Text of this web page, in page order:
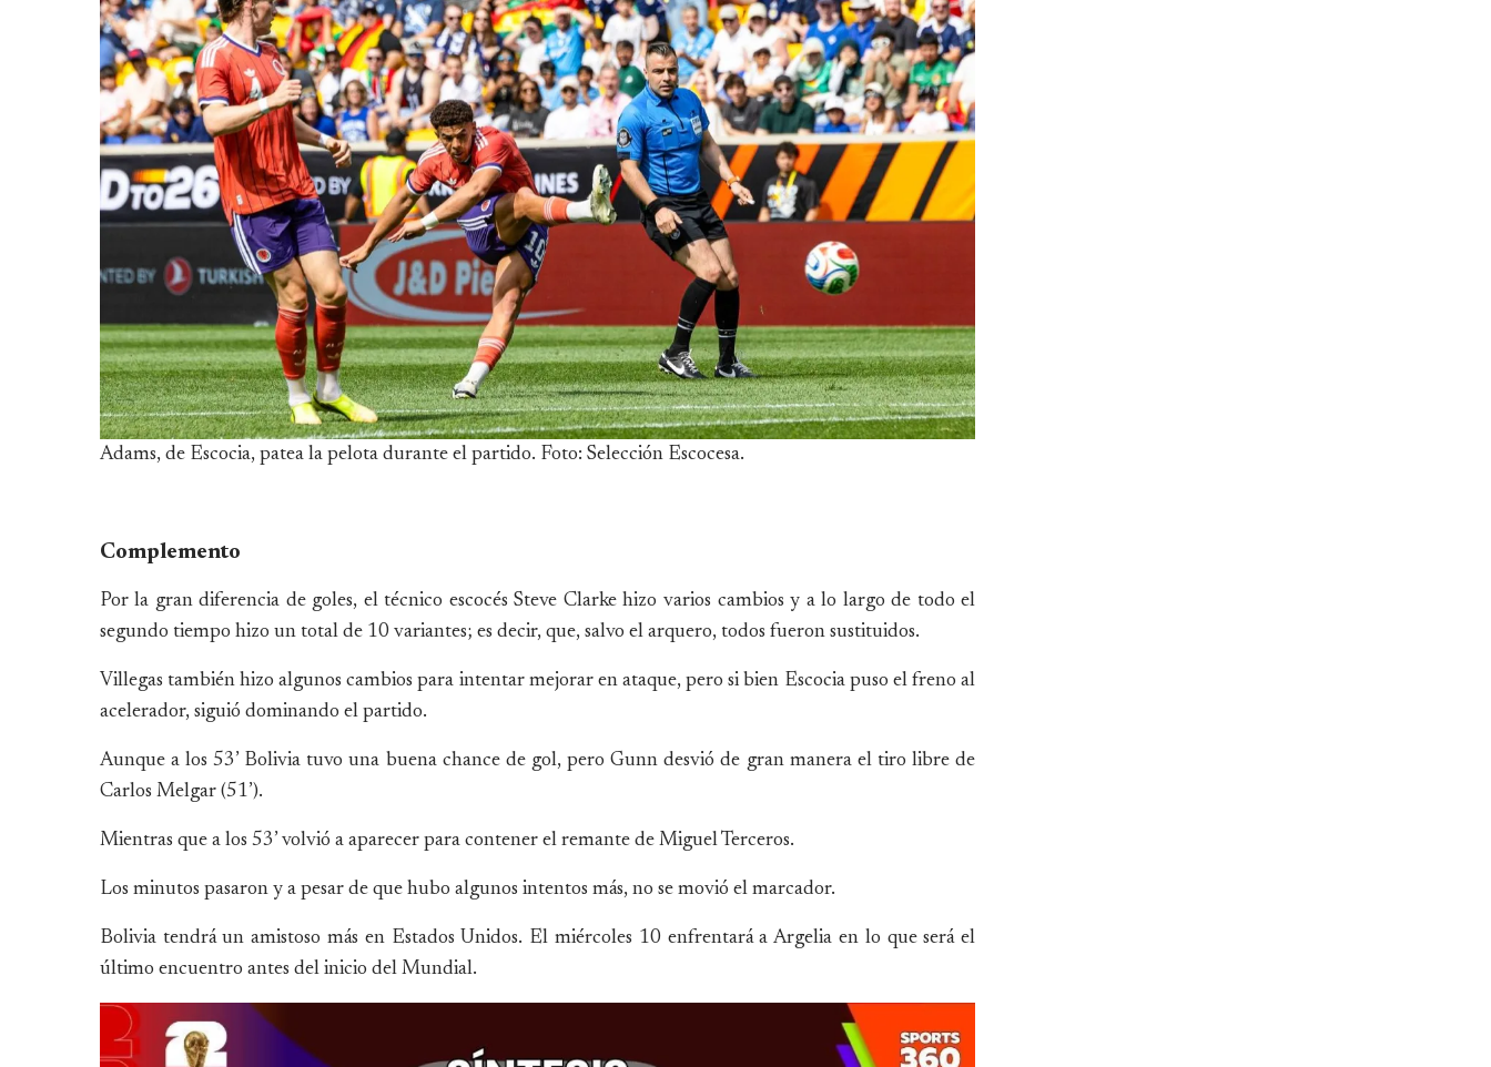
Adams, de Escocia, patea la pelota durante el partido. Foto: Selección Escocesa.
Complemento
Por la gran diferencia de goles, el técnico escocés Steve Clarke hizo varios cambios y a lo largo de todo el
segundo tiempo hizo un total de 10 variantes; es decir, que, salvo el arquero, todos fueron sustituidos.
Villegas también hizo algunos cambios para intentar mejorar en ataque, pero si bien Escocia puso el freno al
acelerador, siguió dominando el partido.
Aunque a los 53’ Bolivia tuvo una buena chance de gol, pero Gunn desvió de gran manera el tiro libre de
Carlos Melgar (51’).
Mientras que a los 53’ volvió a aparecer para contener el remante de Miguel Terceros.
Los minutos pasaron y a pesar de que hubo algunos intentos más, no se movió el marcador.
Bolivia tendrá un amistoso más en Estados Unidos. El miércoles 10 enfrentará a Argelia en lo que será el
último encuentro antes del inicio del Mundial.